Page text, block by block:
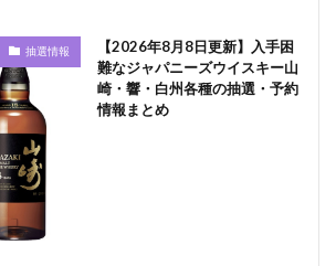
抽選情報
【2026年8月8日更新】入手困
難なジャパニーズウイスキー山
崎・響・白州各種の抽選・予約
情報まとめ